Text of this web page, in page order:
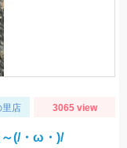
里店 3065 view
(/・ω・)/